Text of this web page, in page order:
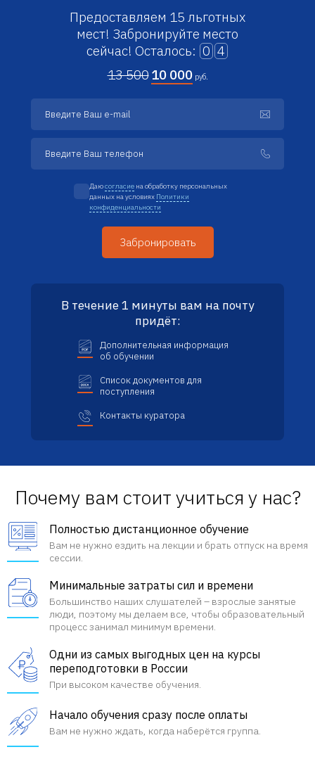
Предоставляем 15 льготных
мест! Забронируйте место
сейчас! Осталось: 0 4
13 50010 000 руб.
Даюсогласие на обработку персональных
данных на условиях Политики
конфиденциальности
В течение 1 минуты вам на почту
придёт:
Дополнительная информация
об обучении
Список документов для
поступления
Контакты куратора
Почему вам стоит учиться у нас?
Полностью дистанционное обучение
Вам не нужно ездить на лекции и брать отпуск на время
сессии.
Минимальные затраты сил и времени
Большинство наших слушателей – взрослые занятые
люди, поэтому мы делаем все, чтобы образовательный
процесс занимал минимум времени.
Одни из самых выгодных цен на курсы
переподготовки в России
При высоком качестве обучения.
Начало обучения сразу после оплаты
Вам не нужно ждать, когда наберётся группа.